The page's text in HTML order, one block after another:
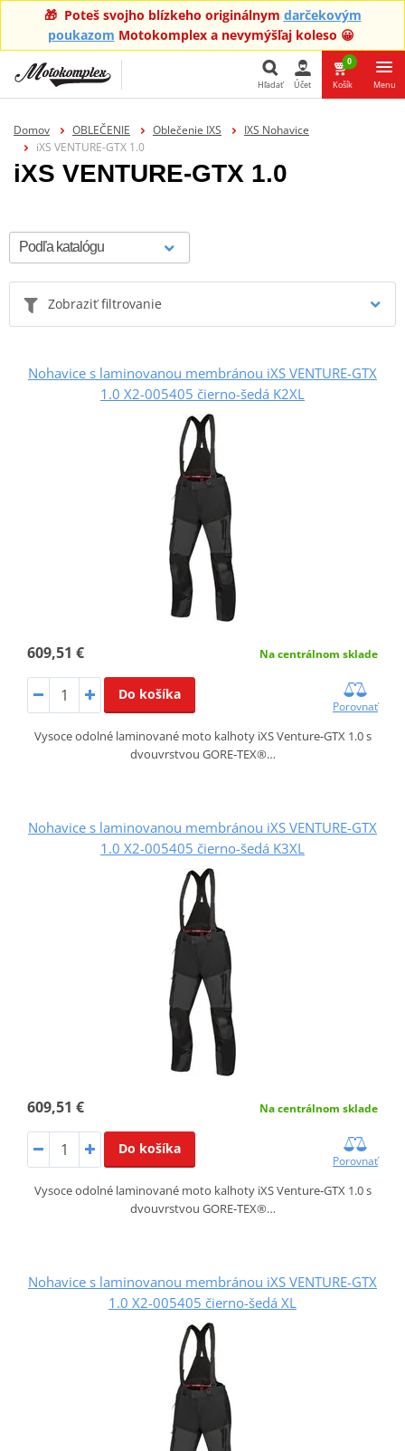
🎁 Poteš svojho blízkeho originálnym darčekovým
poukazom Motokomplex a nevymýšľaj koleso 😀
Hľadať Účet
0
Košík Menu
Domov OBLEČENIE Oblečenie IXS
IXS Nohavice
iXS VENTURE-GTX 1.0
iXS VENTURE-GTX 1.0
Zobraziť filtrovanie
Nohavice s laminovanou membránou iXS VENTURE-GTX
1.0 X2-005405 čierno-šedá K2XL
609,51 € Na centrálnom sklade
Do košíka
Porovnať
Vysoce odolné laminované moto kalhoty iXS Venture‑GTX 1.0 s
dvouvrstvou GORE‑TEX®…
Nohavice s laminovanou membránou iXS VENTURE-GTX
1.0 X2-005405 čierno-šedá K3XL
609,51 € Na centrálnom sklade
Do košíka
Porovnať
Vysoce odolné laminované moto kalhoty iXS Venture‑GTX 1.0 s
dvouvrstvou GORE‑TEX®…
Nohavice s laminovanou membránou iXS VENTURE-GTX
1.0 X2-005405 čierno-šedá XL